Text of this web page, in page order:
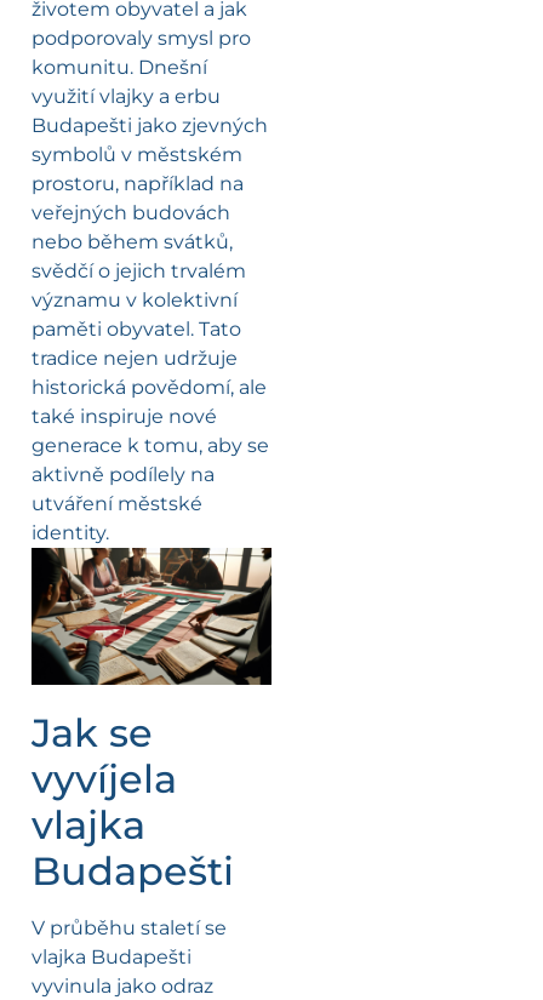
životem obyvatel a jak
podporovaly smysl pro
komunitu. Dnešní
využití vlajky a erbu
Budapešti jako zjevných
symbolů v městském
prostoru, například na
veřejných budovách
nebo během svátků,
svědčí o jejich trvalém
významu v kolektivní
paměti obyvatel. Tato
tradice nejen udržuje
historická povědomí, ale
také inspiruje nové
generace k tomu, aby se
aktivně podílely na
utváření městské
identity.
Jak se
vyvíjela
vlajka
Budapešti
V průběhu staletí se
vlajka Budapešti
vyvinula jako odraz